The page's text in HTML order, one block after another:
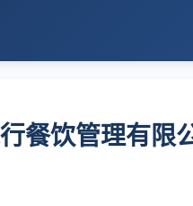
餐饮管理有限